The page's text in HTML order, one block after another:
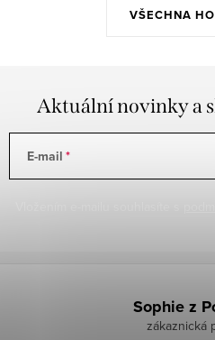
VŠECHNA
Aktuální novinky a
E-mail
Sophie z